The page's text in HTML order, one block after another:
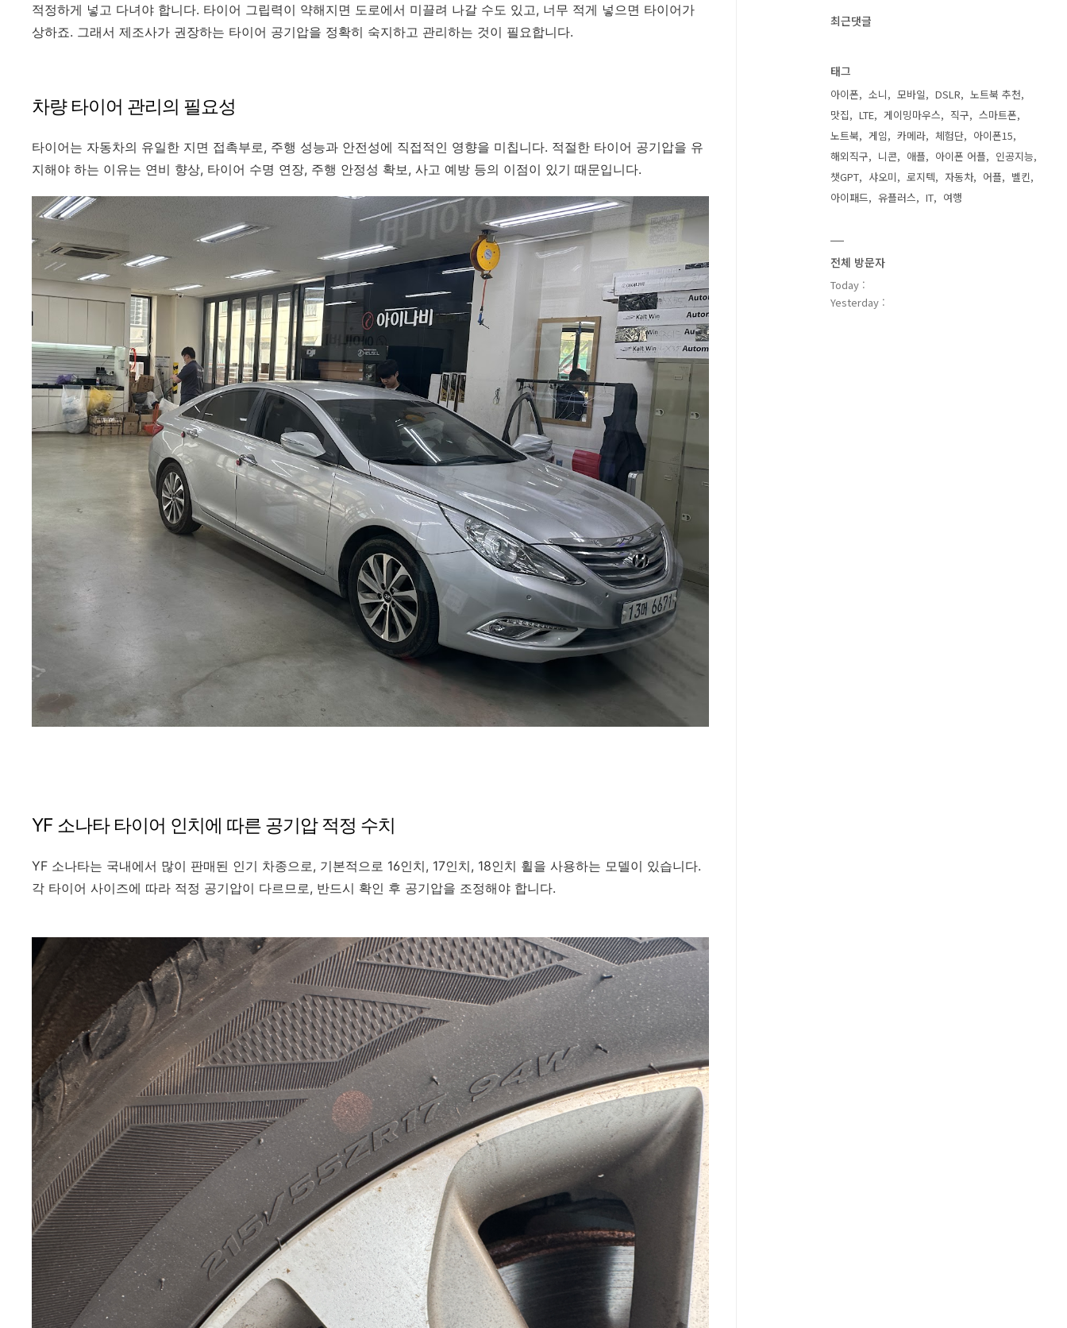
적정하게 넣고 다녀야 합니다. 타이어 그립력이 약해지면 도로에서 미끌려 나갈 수도 있고, 너무 적게 넣으면 타이어가
상하죠. 그래서 제조사가 권장하는 타이어 공기압을 정확히 숙지하고 관리하는 것이 필요합니다.
차량 타이어 관리의 필요성
타이어는 자동차의 유일한 지면 접촉부로, 주행 성능과 안전성에 직접적인 영향을 미칩니다. 적절한 타이어 공기압을 유
지해야 하는 이유는 연비 향상, 타이어 수명 연장, 주행 안정성 확보, 사고 예방 등의 이점이 있기 때문입니다.
YF 소나타 타이어 인치에 따른 공기압 적정 수치
YF 소나타는 국내에서 많이 판매된 인기 차종으로, 기본적으로 16인치, 17인치, 18인치 휠을 사용하는 모델이 있습니다.
각 타이어 사이즈에 따라 적정 공기압이 다르므로, 반드시 확인 후 공기압을 조정해야 합니다.
최근댓글
태그
아이폰 소니 모바일 DSLR
노트북 추천
맛집
LTE 게이밍마우스 직구
스마트폰
노트북
게임 카메라 체험단
아이폰15
해외직구
니콘 애플 아이폰 어플
인공지능
챗GPT
샤오미 로지텍 자동차 어플
벨킨
아이패드
유플러스 IT 여행
전체 방문자
Today :
Yesterday :